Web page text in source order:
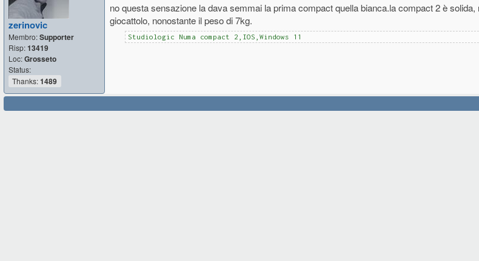
zerinovic
Membro:Supporter
Risp:13419
Loc:Grosseto
Status:
Thanks:1489
no questa sensazione la dava semmai la prima compact quella bianca.la compact 2 è
giocattolo, nonostante il peso di 7kg.
Studiologic Numa compact 2,IOS,Windows 11